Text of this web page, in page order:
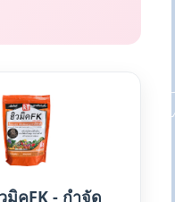
มิคFK - กำจัด